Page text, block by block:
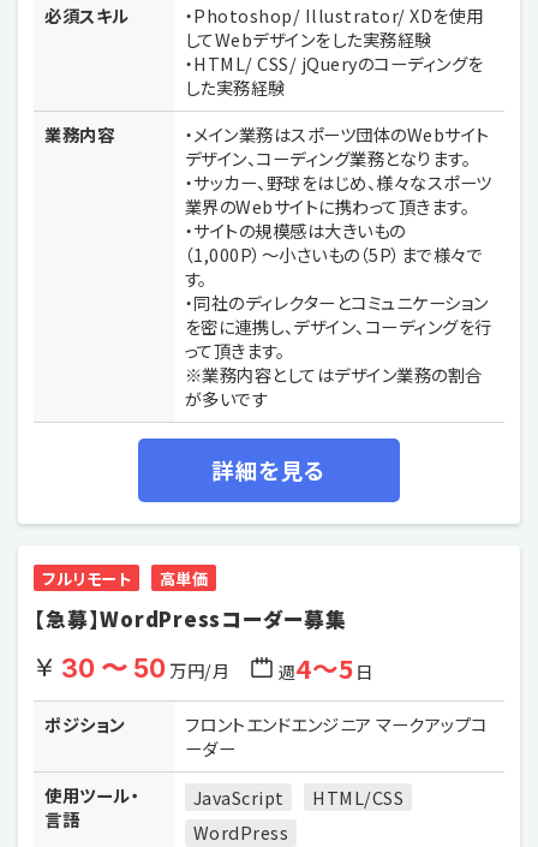
必須スキル
・Photoshop/ Illustrator/ XDを使用
してWebデザインをした実務経験
・HTML/ CSS/ jQueryのコーディングを
した実務経験
業務内容
・メイン業務はスポーツ団体のWebサイト
デザイン、コーディング業務となります。
・サッカー、野球をはじめ、様々なスポーツ
業界のWebサイトに携わって頂きます。
・サイトの規模感は大きいもの
（1,000P）〜小さいもの（5P）まで様々で
す。
・同社のディレクターとコミュニケーション
を密に連携し、デザイン、コーディングを行
って頂きます。
※業務内容としてはデザイン業務の割合
が多いです
詳細を見る
フルリモート 高単価
【急募】WordPressコーダー募集
30 〜 50万円/月 週4〜5日
ポジション
フロントエンドエンジニア マークアップコ
ーダー
使用ツール・
言語
JavaScript
HTML/CSS
WordPress